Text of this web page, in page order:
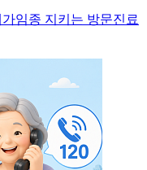
임종 지키는 방문진료